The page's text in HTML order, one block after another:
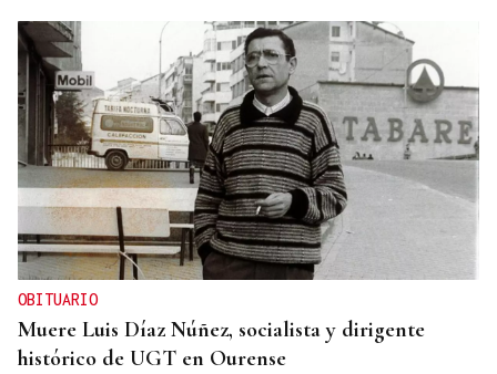
OBITUARIO
Muere Luis Díaz Núñez, socialista y dirigente
histórico de UGT en Ourense